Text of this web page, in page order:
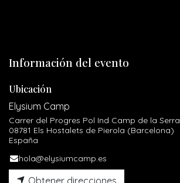
Información del evento
Ubicación
Elysium Camp
Carrer del Progres Pol Ind Camp de la Serra
08781 Els Hostalets de Pierola (Barcelona)
España
hola@elysiumcamp.es